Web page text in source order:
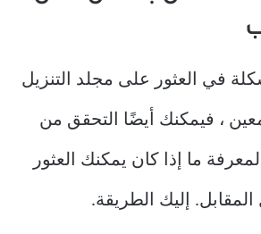
في العثور على مجلد التنزيل
، فيمكنك أيضًا التحقق من
ما إذا كان يمكنك العثور
إليك الطريقة.